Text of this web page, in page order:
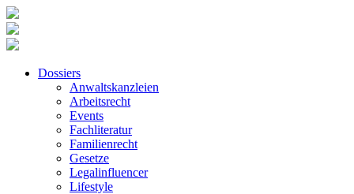
Dossiers
Anwaltskanzleien
Arbeitsrecht
Events
Fachliteratur
Familienrecht
Gesetze
Legalinfluencer
Lifestyle